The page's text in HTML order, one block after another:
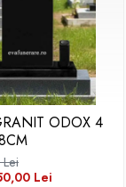
ODOX 4
Lei